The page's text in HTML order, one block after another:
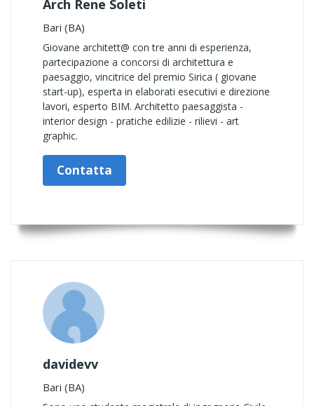
Arch Rene Soleti
Bari (BA)
Giovane architett@ con tre anni di esperienza,
partecipazione a concorsi di architettura e
paesaggio, vincitrice del premio Sirica ( giovane
start-up), esperta in elaborati esecutivi e direzione
lavori, esperto BIM. Architetto paesaggista -
interior design - pratiche edilizie - rilievi - art
graphic.
Contatta
davidevv
Bari (BA)